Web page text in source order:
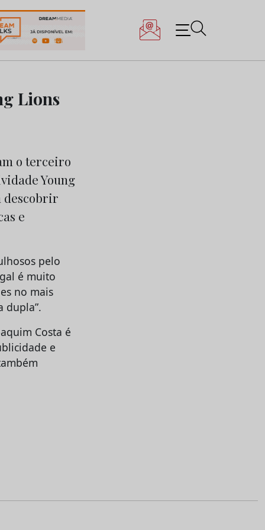
Lions
o terceiro
Young
descobrir
e
pelo
é muito
no mais
dupla”.
Costa é
e